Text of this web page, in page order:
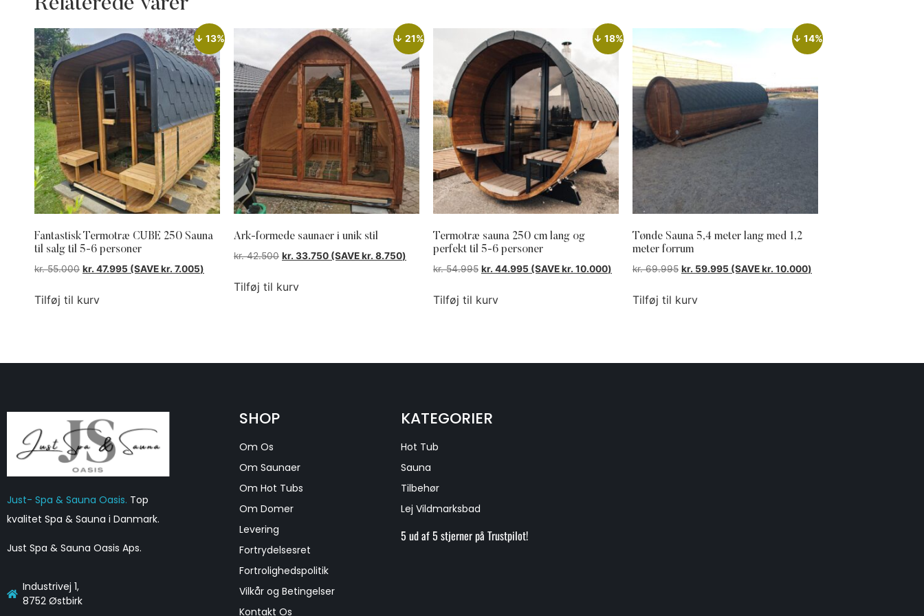
↓ 13%
Fantastisk Termotræ CUBE 250 Sauna
til salg til 5-6 personer
kr.55.000 kr. 47.995 (SAVEkr. 7.005)
Tilføj til kurv
↓ 21%
Ark-formede saunaer i unik stil
kr.42.500 kr. 33.750 (SAVEkr. 8.750)
Tilføj til kurv
↓ 18%
Termotræ sauna 250 cm lang og
perfekt til 5-6 personer
kr.54.995 kr. 44.995 (SAVEkr. 10.000)
Tilføj til kurv
↓ 14%
Tønde Sauna 5,4 meter lang med 1,2
meter forrum
kr.69.995 kr. 59.995 (SAVEkr. 10.000)
Tilføj til kurv
Just- Spa & Sauna Oasis. Top
kvalitet Spa & Sauna i Danmark.
Just Spa & Sauna Oasis Aps.
Industrivej 1,
8752 Østbirk
SHOP
Om Os
Om Saunaer
Om Hot Tubs
Om Domer
Levering
Fortrydelsesret
Fortrolighedspolitik
Vilkår og Betingelser
Kontakt Os
KATEGORIER
Hot Tub
Sauna
Tilbehør
Lej Vildmarksbad
5 ud af 5 stjerner på Trustpilot!